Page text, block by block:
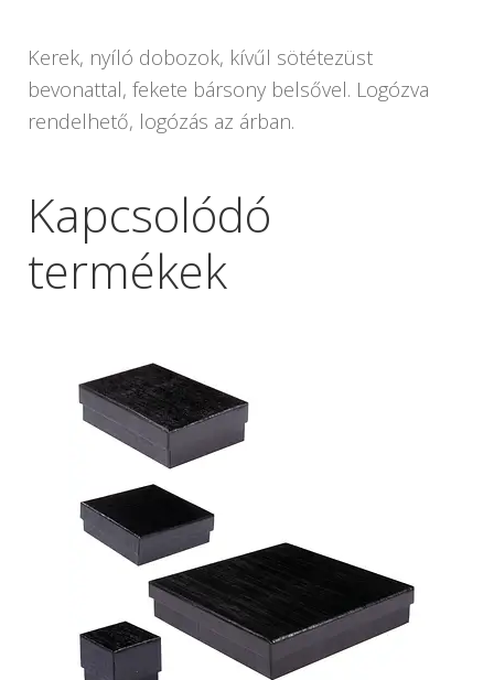
Kerek, nyíló dobozok, kívűl sötétezüst
bevonattal, fekete bársony belsővel. Logózva
rendelhető, logózás az árban.
Kapcsolódó
termékek